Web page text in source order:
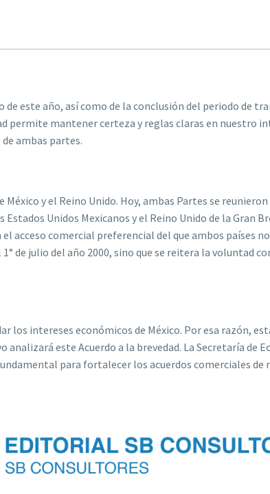
este año, así como de la conclusión del periodo de
permite mantener certeza y reglas claras en nuestro
ambas partes.
y el Reino Unido. Hoy, ambas Partes se
Unidos Mexicanos y el Reino Unido de la Gran
acceso comercial preferencial del que ambos países
de julio del año 2000, sino que se reitera la voluntad
los intereses económicos de México. Por esa razón,
este Acuerdo a la brevedad. La Secretaría de
para fortalecer los acuerdos comerciales de